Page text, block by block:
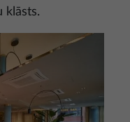
klāsts.